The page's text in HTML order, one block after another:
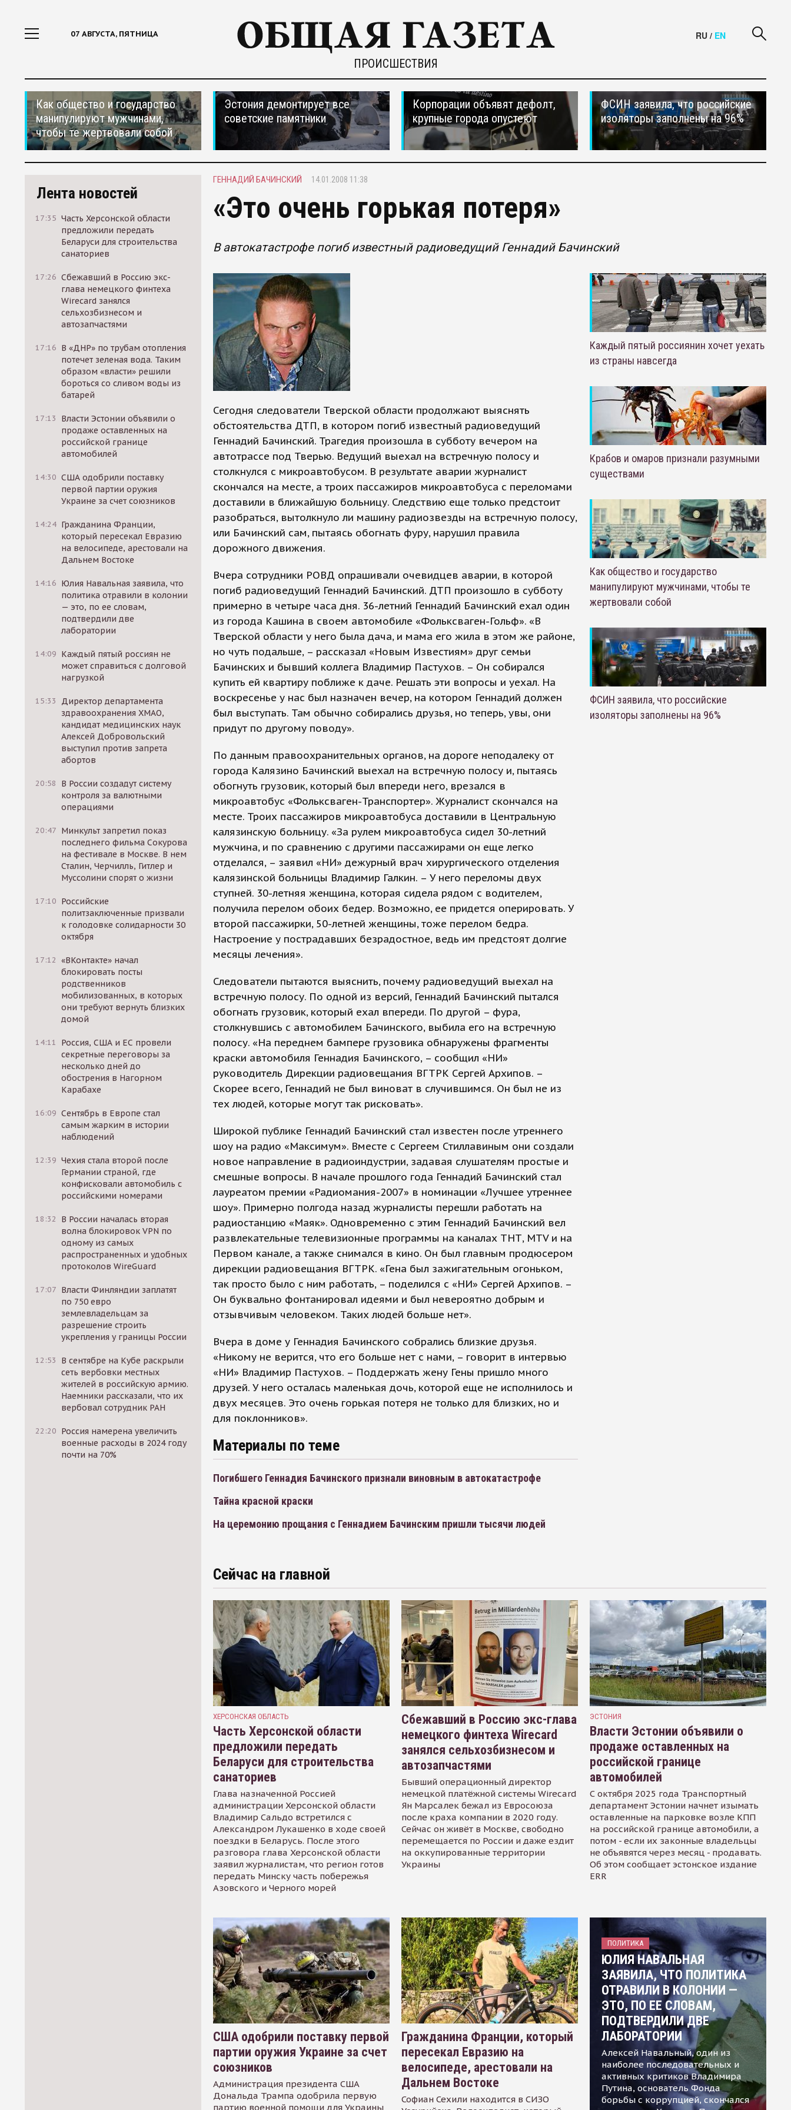
07 АВГУСТА, ПЯТНИЦА
ПРОИСШЕСТВИЯ
RU / EN
Как общество и государство
манипулируют мужчинами,
чтобы те жертвовали собой
Эстония демонтирует все
советские памятники
Корпорации объявят дефолт,
крупные города опустеют
ФСИН заявила, что российские
изоляторы заполнены на 96%
Лента новостей
17:35 Часть Херсонской области
предложили передать
Беларуси для строительства
санаториев
17:26 Сбежавший в Россию экс-
глава немецкого финтеха
Wirecard занялся
сельхозбизнесом и
автозапчастями
17:16 В «ДНР» по трубам отопления
потечет зеленая вода. Таким
образом «власти» решили
бороться со сливом воды из
батарей
17:13
Власти Эстонии объявили о
продаже оставленных на
российской границе
автомобилей
14:30 США одобрили поставку
первой партии оружия
Украине за счет союзников
14:24 Гражданина Франции,
который пересекал Евразию
на велосипеде, арестовали на
Дальнем Востоке
14:16 Юлия Навальная заявила, что
политика отравили в колонии
— это, по ее словам,
подтвердили две
лаборатории
14:09 Каждый пятый россиян не
может справиться с долговой
нагрузкой
15:33
Директор департамента
здравоохранения ХМАО,
кандидат медицинских наук
Алексей Добровольский
выступил против запрета
абортов
20:58
В России создадут систему
контроля за валютными
операциями
20:47 Минкульт запретил показ
последнего фильма Сокурова
на фестивале в Москве. В нем
Сталин, Черчилль, Гитлер и
Муссолини спорят о жизни
17:10 Российские
политзаключенные призвали
к голодовке солидарности 30
октября
17:12 «ВКонтакте» начал
блокировать посты
родственников
мобилизованных, в которых
они требуют вернуть близких
домой
14:11
Россия, США и ЕС провели
секретные переговоры за
несколько дней до
обострения в Нагорном
Карабахе
16:09 Сентябрь в Европе стал
самым жарким в истории
наблюдений
12:39 Чехия стала второй после
Германии страной, где
конфисковали автомобиль с
российскими номерами
18:32
В России началась вторая
волна блокировок VPN по
одному из самых
распространенных и удобных
протоколов WireGuard
17:07 Власти Финляндии заплатят
по 750 евро
землевладельцам за
разрешение строить
укрепления у границы России
12:53
В сентябре на Кубе раскрыли
сеть вербовки местных
жителей в российскую армию.
Наемники рассказали, что их
вербовал сотрудник РАН
22:20 Россия намерена увеличить
военные расходы в 2024 году
почти на 70%
ГЕННАДИЙ БАЧИНСКИЙ 14.01.2008 11:38
«Это очень горькая потеря»
В автокатастрофе погиб известный радиоведущий Геннадий Бачинский
Сегодня следователи Тверской области продолжают выяснять
обстоятельства ДТП, в котором погиб известный радиоведущий
Геннадий Бачинский. Трагедия произошла в субботу вечером на
автотрассе под Тверью. Ведущий выехал на встречную полосу и
столкнулся с микроавтобусом. В результате аварии журналист
скончался на месте, а троих пассажиров микроавтобуса с переломами
доставили в ближайшую больницу. Следствию еще только предстоит
разобраться, вытолкнуло ли машину радиозвезды на встречную полосу,
или Бачинский сам, пытаясь обогнать фуру, нарушил правила
дорожного движения.
Вчера сотрудники РОВД опрашивали очевидцев аварии, в которой
погиб радиоведущий Геннадий Бачинский. ДТП произошло в субботу
примерно в четыре часа дня. 36-летний Геннадий Бачинский ехал один
из города Кашина в своем автомобиле «Фольксваген-Гольф». «В
Тверской области у него была дача, и мама его жила в этом же районе,
но чуть подальше, – рассказал «Новым Известиям» друг семьи
Бачинских и бывший коллега Владимир Пастухов. – Он собирался
купить ей квартиру поближе к даче. Решать эти вопросы и уехал. На
воскресенье у нас был назначен вечер, на котором Геннадий должен
был выступать. Там обычно собирались друзья, но теперь, увы, они
придут по другому поводу».
По данным правоохранительных органов, на дороге неподалеку от
города Калязино Бачинский выехал на встречную полосу и, пытаясь
обогнуть грузовик, который был впереди него, врезался в
микроавтобус «Фольксваген-Транспортер». Журналист скончался на
месте. Троих пассажиров микроавтобуса доставили в Центральную
калязинскую больницу. «За рулем микроавтобуса сидел 30-летний
мужчина, и по сравнению с другими пассажирами он еще легко
отделался, – заявил «НИ» дежурный врач хирургического отделения
калязинской больницы Владимир Галкин. – У него переломы двух
ступней. 30-летняя женщина, которая сидела рядом с водителем,
получила перелом обоих бедер. Возможно, ее придется оперировать. У
второй пассажирки, 50-летней женщины, тоже перелом бедра.
Настроение у пострадавших безрадостное, ведь им предстоят долгие
месяцы лечения».
Следователи пытаются выяснить, почему радиоведущий выехал на
встречную полосу. По одной из версий, Геннадий Бачинский пытался
обогнать грузовик, который ехал впереди. По другой – фура,
столкнувшись с автомобилем Бачинского, выбила его на встречную
полосу. «На переднем бампере грузовика обнаружены фрагменты
краски автомобиля Геннадия Бачинского, – сообщил «НИ»
руководитель Дирекции радиовещания ВГТРК Сергей Архипов. –
Скорее всего, Геннадий не был виноват в случившимся. Он был не из
тех людей, которые могут так рисковать».
Широкой публике Геннадий Бачинский стал известен после утреннего
шоу на радио «Максимум». Вместе с Сергеем Стиллавиным они создали
новое направление в радиоиндустрии, задавая слушателям простые и
смешные вопросы. В начале прошлого года Геннадий Бачинский стал
лауреатом премии «Радиомания-2007» в номинации «Лучшее утреннее
шоу». Примерно полгода назад журналисты перешли работать на
радиостанцию «Маяк». Одновременно с этим Геннадий Бачинский вел
развлекательные телевизионные программы на каналах ТНТ, MTV и на
Первом канале, а также снимался в кино. Он был главным продюсером
дирекции радиовещания ВГТРК. «Гена был зажигательным огоньком,
так просто было с ним работать, – поделился с «НИ» Сергей Архипов. –
Он буквально фонтанировал идеями и был невероятно добрым и
отзывчивым человеком. Таких людей больше нет».
Вчера в доме у Геннадия Бачинского собрались близкие друзья.
«Никому не верится, что его больше нет с нами, – говорит в интервью
«НИ» Владимир Пастухов. – Поддержать жену Гены пришло много
друзей. У него осталась маленькая дочь, которой еще не исполнилось и
двух месяцев. Это очень горькая потеря не только для близких, но и
для поклонников».
Материалы по теме
Погибшего Геннадия Бачинского признали виновным в автокатастрофе
Тайна красной краски
На церемонию прощания с Геннадием Бачинским пришли тысячи людей
Каждый пятый россиянин хочет уехать
из страны навсегда
Крабов и омаров признали разумными
существами
Как общество и государство
манипулируют мужчинами, чтобы те
жертвовали собой
ФСИН заявила, что российские
изоляторы заполнены на 96%
Сейчас на главной
ХЕРСОНСКАЯ ОБЛАСТЬ
Часть Херсонской области
предложили передать
Беларуси для строительства
санаториев
Глава назначенной Россией
администрации Херсонской области
Владимир Сальдо встретился с
Александром Лукашенко в ходе своей
поездки в Беларусь. После этого
разговора глава Херсонской области
заявил журналистам, что регион готов
передать Минску часть побережья
Азовского и Черного морей
Сбежавший в Россию экс-глава
немецкого финтеха Wirecard
занялся сельхозбизнесом и
автозапчастями
Бывший операционный директор
немецкой платёжной системы Wirecard
Ян Марсалек бежал из Евросоюза
после краха компании в 2020 году.
Сейчас он живёт в Москве, свободно
перемещается по России и даже ездит
на оккупированные территории
Украины
ЭСТОНИЯ
Власти Эстонии объявили о
продаже оставленных на
российской границе
автомобилей
С октября 2025 года Транспортный
департамент Эстонии начнет изымать
оставленные на парковке возле КПП
на российской границе автомобили, а
потом - если их законные владельцы
не объявятся через месяц - продавать.
Об этом сообщает эстонское издание
ERR
США одобрили поставку первой
партии оружия Украине за счет
союзников
Администрация президента США
Дональда Трампа одобрила первую
партию военной помощи для Украины
Гражданина Франции, который
пересекал Евразию на
велосипеде, арестовали на
Дальнем Востоке
Софиан Сехили находится в СИЗО
ПОЛИТИКА
ЮЛИЯ НАВАЛЬНАЯ
ЗАЯВИЛА, ЧТО ПОЛИТИКА
ОТРАВИЛИ В КОЛОНИИ —
ЭТО, ПО ЕЕ СЛОВАМ,
ПОДТВЕРДИЛИ ДВЕ
ЛАБОРАТОРИИ
Алексей Навальный, один из
наиболее последовательных и
активных критиков Владимира
Путина, основатель Фонда
борьбы с коррупцией, скончался